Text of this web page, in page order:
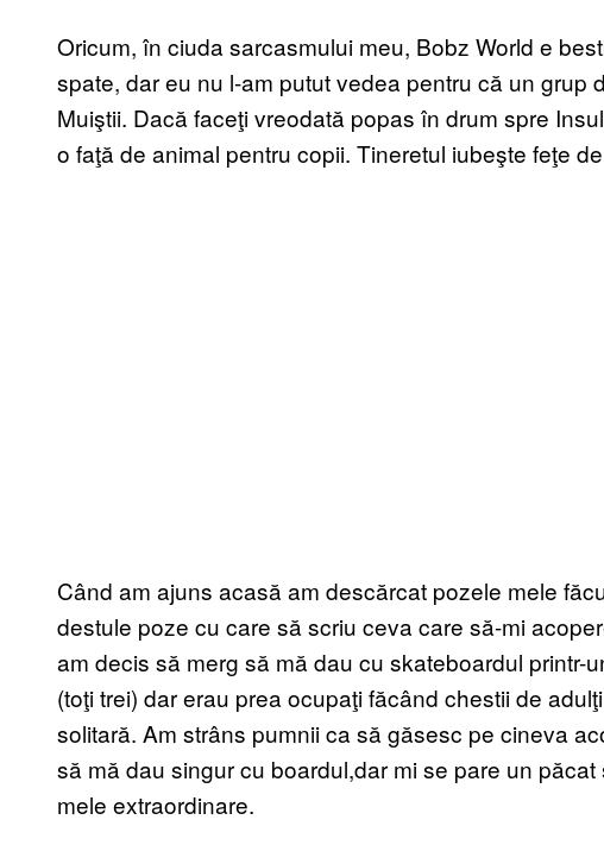
Oricum, în ciuda sarcasmului meu, Bobz World e
spate, dar eu nu l-am putut vedea pentru că un grup
Muiştii. Dacă faceţi vreodată popas în drum spre
o faţă de animal pentru copii. Tineretul iubeşte feţe
Când am ajuns acasă am descărcat pozele mele
destule poze cu care să scriu ceva care să-mi
am decis să merg să mă dau cu skateboardul printr-
(toţi trei) dar erau prea ocupaţi făcând chestii de
solitară. Am strâns pumnii ca să găsesc pe cineva
să mă dau singur cu boardul,dar mi se pare un
mele extraordinare.